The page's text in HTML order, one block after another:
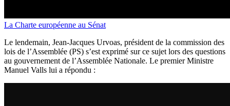
La Charte européenne au Sénat
Le lendemain, Jean-Jacques Urvoas, président de la commission des
lois de l’Assemblée (PS) s’est exprimé sur ce sujet lors des questions
au gouvernement de l’Assemblée Nationale. Le premier Ministre
Manuel Valls lui a répondu :